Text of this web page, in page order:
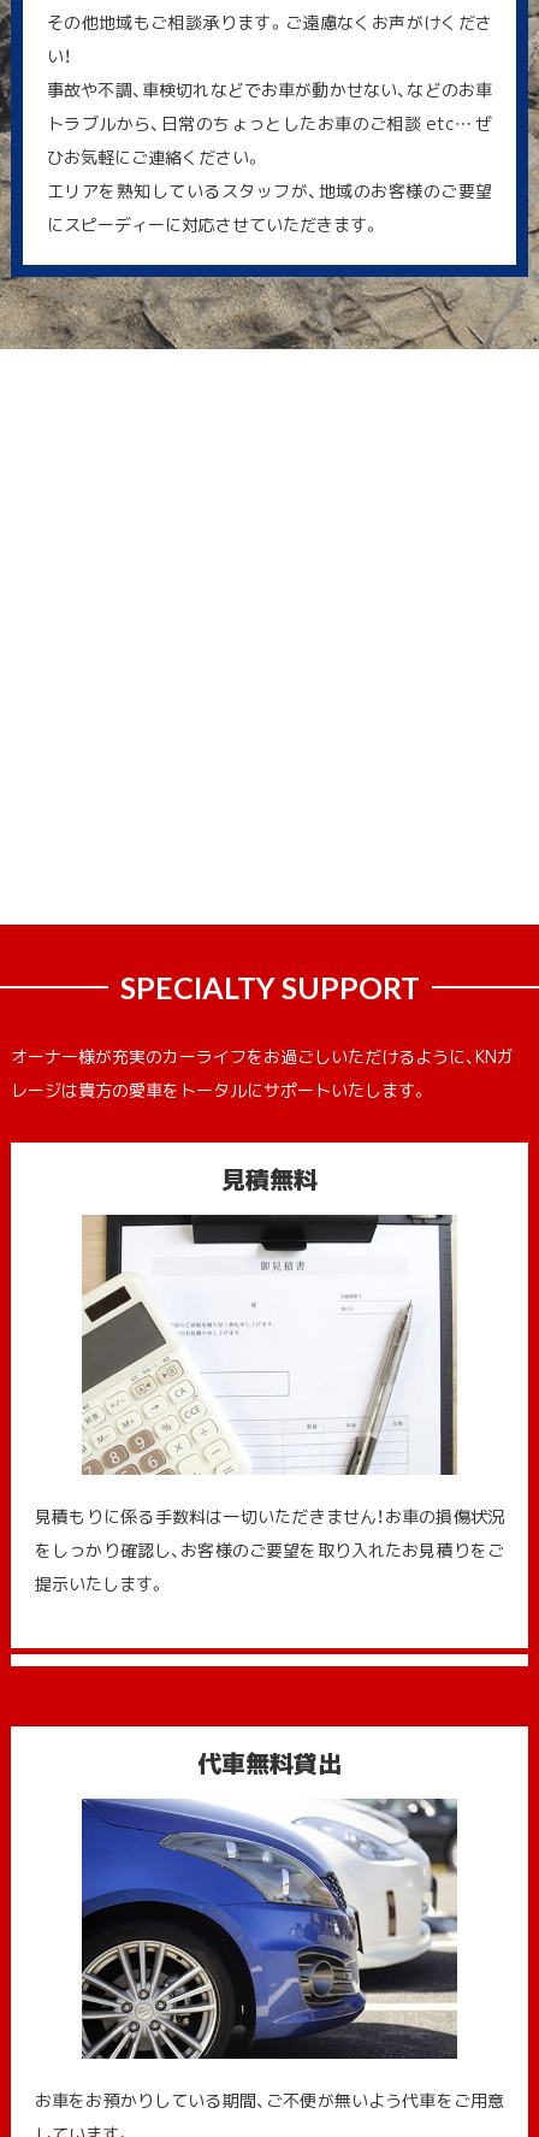
その他地域もご相談承ります。ご遠慮なくお声がけくださ
い！
事故や不調、車検切れなどでお車が動かせない、などのお車
トラブルから、日常のちょっとしたお車のご相談 etc… ぜ
ひお気軽にご連絡ください。
エリアを熟知しているスタッフが、地域のお客様のご要望
にスピーディーに対応させていただきます。
SPECIALTY SUPPORT
オーナー様が充実のカーライフをお過ごしいただけるように、KNガ
レージは貴方の愛車をトータルにサポートいたします。
見積無料
見積もりに係る手数料は一切いただきません！お車の損傷状況
をしっかり確認し、お客様のご要望を取り入れたお見積りをご
提示いたします。
代車無料貸出
お車をお預かりしている期間、ご不便が無いよう代車をご用意